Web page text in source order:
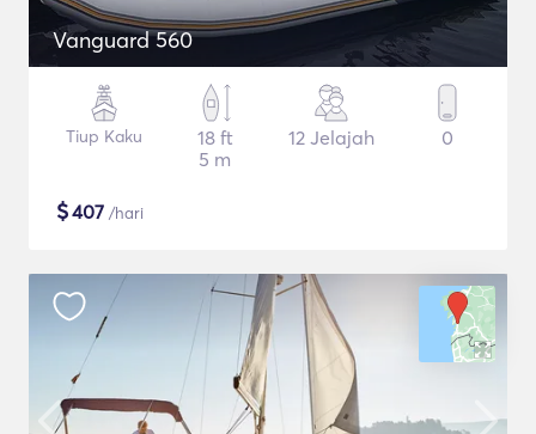
Vanguard 560
Tiup Kaku
18 ft
5 m
12 Jelajah 0
$407 /hari